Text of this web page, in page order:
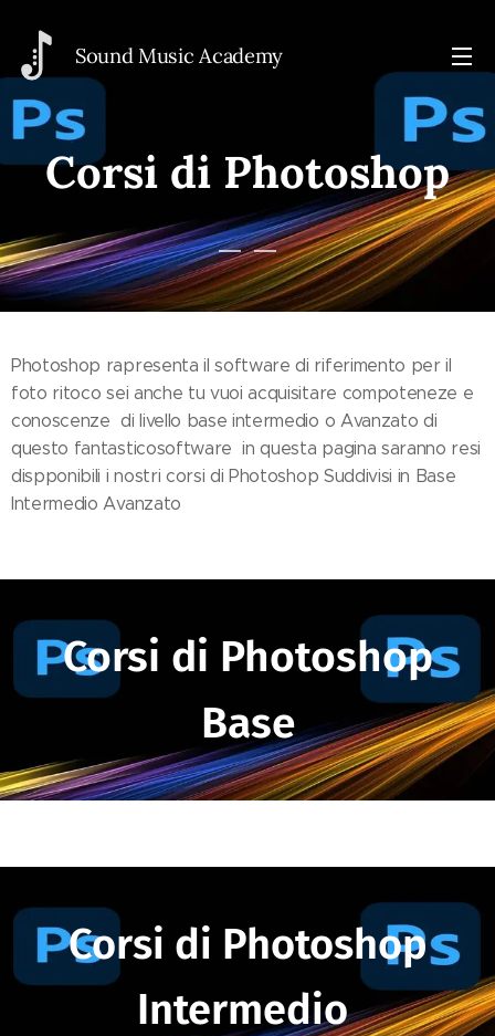
Sound Music Academy
Corsi di Photoshop
Photoshop rapresenta il software di riferimento per il
foto ritoco sei anche tu vuoi acquisitare compoteneze e
conoscenze di livello base intermedio o Avanzato di
questo fantasticosoftware in questa pagina saranno resi
dispponibili i nostri corsi di Photoshop Suddivisi in Base
Intermedio Avanzato
Corsi di Photoshop
Base
Corsi di Photoshop
Intermedio